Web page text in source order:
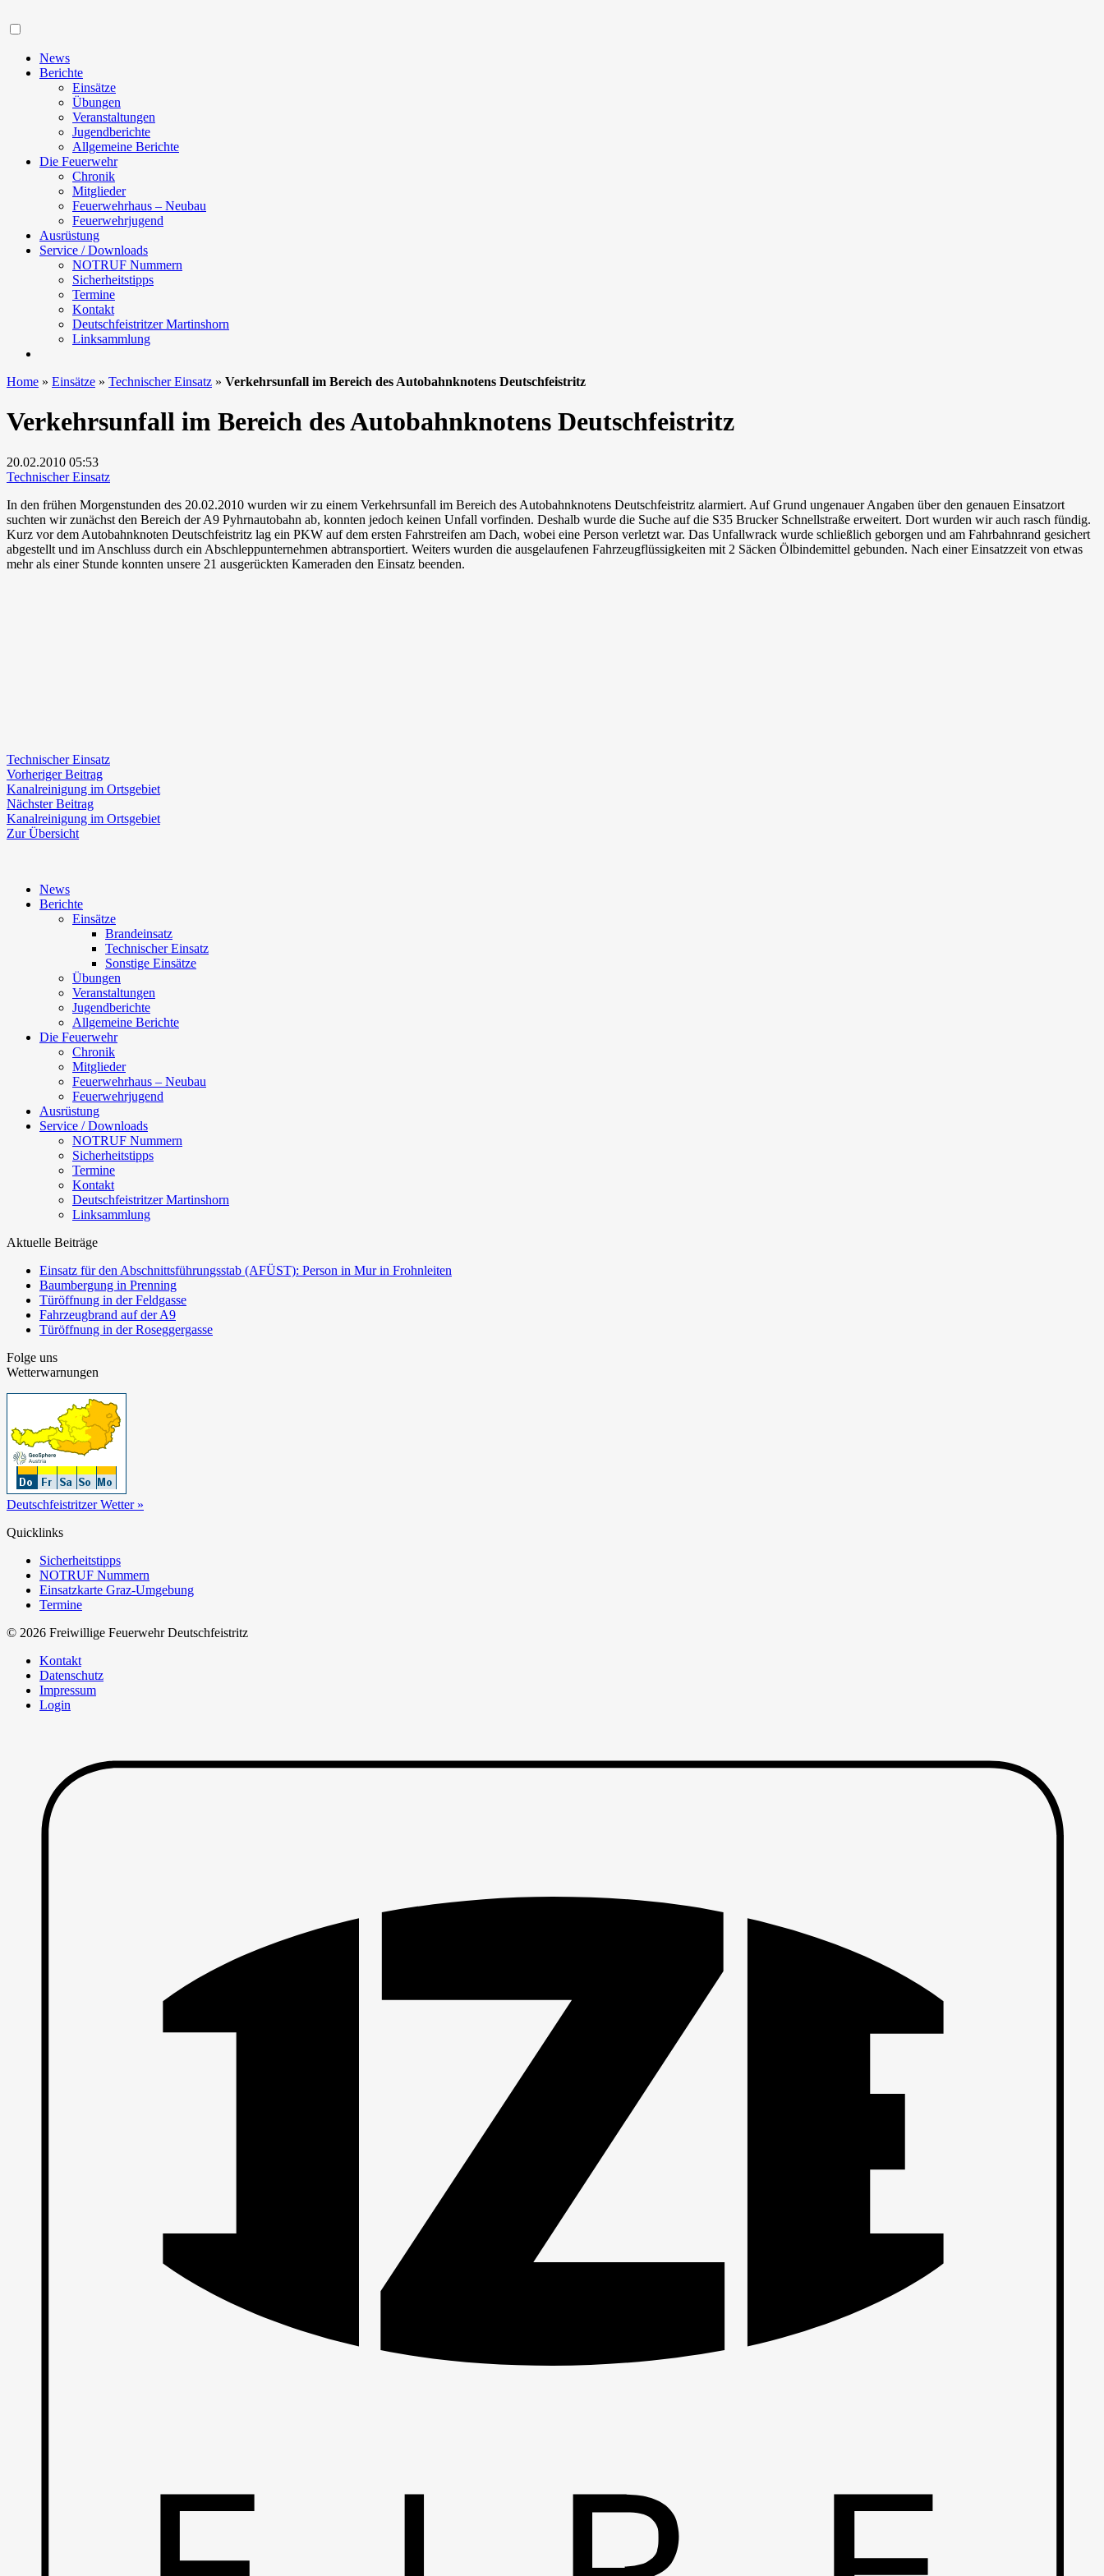
News
Berichte
Einsätze
Übungen
Veranstaltungen
Jugendberichte
Allgemeine Berichte
Die Feuerwehr
Chronik
Mitglieder
Feuerwehrhaus – Neubau
Feuerwehrjugend
Ausrüstung
Service / Downloads
NOTRUF Nummern
Sicherheitstipps
Termine
Kontakt
Deutschfeistritzer Martinshorn
Linksammlung
Home » Einsätze » Technischer Einsatz » Verkehrsunfall im Bereich des Autobahnknotens Deutschfeistritz
Verkehrsunfall im Bereich des Autobahnknotens Deutschfeistritz
20.02.2010 05:53
Technischer Einsatz
In den frühen Morgenstunden des 20.02.2010 wurden wir zu einem Verkehrsunfall im Bereich des Autobahnknotens Deutschfeistritz alarmiert. Auf Grund ungenauer Angaben über den genauen Einsatzort
suchten wir zunächst den Bereich der A9 Pyhrnautobahn ab, konnten jedoch keinen Unfall vorfinden. Deshalb wurde die Suche auf die S35 Brucker Schnellstraße erweitert. Dort wurden wir auch rasch fündig.
Kurz vor dem Autobahnknoten Deutschfeistritz lag ein PKW auf dem ersten Fahrstreifen am Dach, wobei eine Person verletzt war. Das Unfallwrack wurde schließlich geborgen und am Fahrbahnrand gesichert
abgestellt und im Anschluss durch ein Abschleppunternehmen abtransportiert. Weiters wurden die ausgelaufenen Fahrzeugflüssigkeiten mit 2 Säcken Ölbindemittel gebunden. Nach einer Einsatzzeit von etwas
mehr als einer Stunde konnten unsere 21 ausgerückten Kameraden den Einsatz beenden.
Technischer Einsatz
Beitragsnavigation
Vorheriger BeitragVorheriger
Beitrag:
Kanalreinigung im Ortsgebiet
Nächster BeitragNächster
Beitrag:
Kanalreinigung im Ortsgebiet
Zur Übersicht
News
Berichte
Einsätze
Brandeinsatz
Technischer Einsatz
Sonstige Einsätze
Übungen
Veranstaltungen
Jugendberichte
Allgemeine Berichte
Die Feuerwehr
Chronik
Mitglieder
Feuerwehrhaus – Neubau
Feuerwehrjugend
Ausrüstung
Service / Downloads
NOTRUF Nummern
Sicherheitstipps
Termine
Kontakt
Deutschfeistritzer Martinshorn
Linksammlung
Aktuelle Beiträge
Einsatz für den Abschnittsführungsstab (AFÜST): Person in Mur in Frohnleiten
Baumbergung in Prenning
Türöffnung in der Feldgasse
Fahrzeugbrand auf der A9
Türöffnung in der Roseggergasse
Folge uns
Wetterwarnungen
Deutschfeistritzer Wetter »
Quicklinks
Sicherheitstipps
NOTRUF Nummern
Einsatzkarte Graz-Umgebung
Termine
© 2026 Freiwillige Feuerwehr Deutschfeistritz
Kontakt
Datenschutz
Impressum
Login